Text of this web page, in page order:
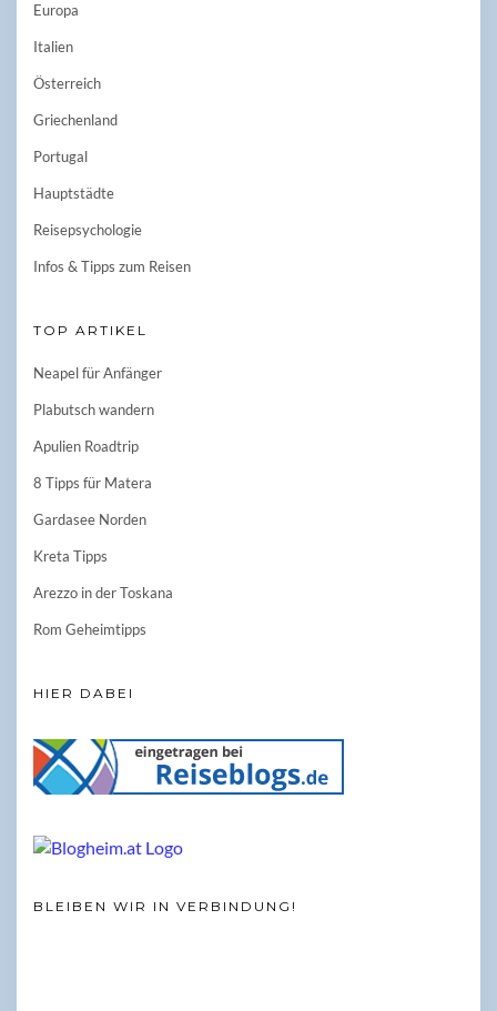
Europa
Italien
Österreich
Griechenland
Portugal
Hauptstädte
Reisepsychologie
Infos & Tipps zum Reisen
TOP ARTIKEL
Neapel für Anfänger
Plabutsch wandern
Apulien Roadtrip
8 Tipps für Matera
Gardasee Norden
Kreta Tipps
Arezzo in der Toskana
Rom Geheimtipps
HIER DABEI
BLEIBEN WIR IN VERBINDUNG!